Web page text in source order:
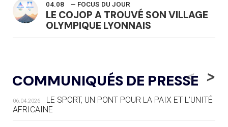
04.08 — FOCUS DU JOUR
LE COJOP A TROUVÉ SON VILLAGE
OLYMPIQUE LYONNAIS
« L'ALLEMAGNE PEUT DÉMONTRER
COMMENT ORGANISER DES JO
RESPONSABLES »
04.08
COMMUNIQUÉS DE PRESSE
<
06.04.2026
LE SPORT, UN PONT POUR LA PAIX ET L’UNITÉ
AFRICAINE
>